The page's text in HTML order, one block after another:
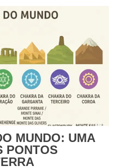
MUNDO: UMA
PONTOS